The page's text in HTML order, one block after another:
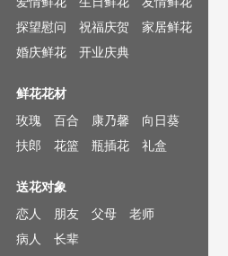
探望慰问
祝福庆贺
家居鲜花
婚庆鲜花
开业庆典
鲜花花材
玫瑰
百合 康乃馨
向日葵
扶郎
花篮 瓶插花 礼盒
送花对象
恋人
朋友 父母
老师
病人
长辈